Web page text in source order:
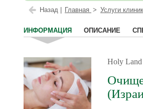
Назад | Главная Услуги
ИНФОРМАЦИЯ ОПИСАНИЕ
Holy Land